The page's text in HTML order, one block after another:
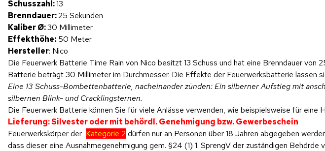
Produktvideo
Schusszahl:13
Brenndauer:25 Sekunden
Kaliber Ø:30 Millimeter
Effekthöhe: 50 Meter
Hersteller: Nico
Die Feuerwerk Batterie Time Rain von Nico besitzt 13 Schuss und hat eine Brenndauer
Batterie beträgt 30 Millimeter im Durchmesser. Die Effekte der Feuerwerksbatterie lassen
Eine 13 Schuss-Bombettenbatterie, nacheinander zünden: Ein silbernerAufstieg mit
silbernen Blink- und Cracklingsternen.
Die Feuerwerk Batterie können Sie für viele Anlässe verwenden, wie beispielsweise für
Lieferung: Silvester oder mit behördl. Genehmigung bzw. Gewerbeschein
Feuerwerkskörper der Kategorie 2 dürfen nur an Personen über 18 Jahren abgegeben
dass dieser eine Ausnahmegenehmigung gem. §24 (1) 1. SprengV der zuständigen